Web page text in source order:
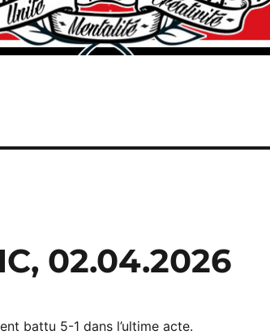
02.04.2026
battu 5-1 dans l’ultime acte.